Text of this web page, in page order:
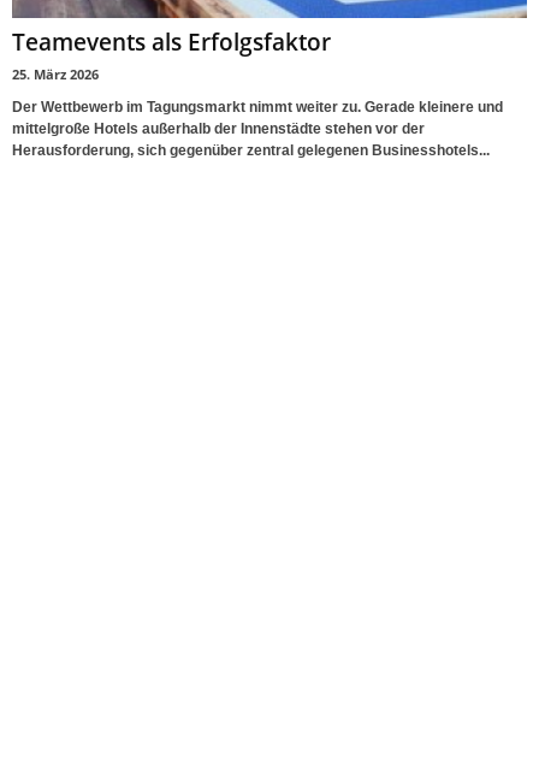
Teamevents als Erfolgsfaktor
25. März 2026
Der Wettbewerb im Tagungsmarkt nimmt weiter zu. Gerade kleinere und
mittelgroße Hotels außerhalb der Innenstädte stehen vor der
Herausforderung, sich gegenüber zentral gelegenen Businesshotels...